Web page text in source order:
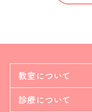
教室について
診療について